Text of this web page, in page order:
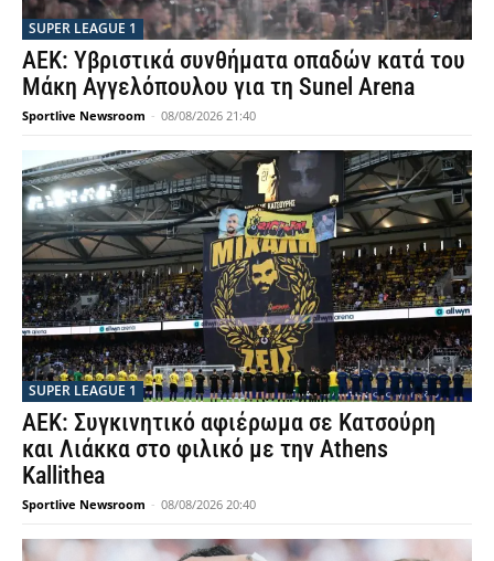
SUPER LEAGUE 1
ΑΕΚ: Υβριστικά συνθήματα οπαδών κατά του
Μάκη Αγγελόπουλου για τη Sunel Arena
Sportlive Newsroom - 08/08/2026 21:40
SUPER LEAGUE 1
ΑΕΚ: Συγκινητικό αφιέρωμα σε Κατσούρη
και Λιάκκα στο φιλικό με την Athens
Kallithea
Sportlive Newsroom - 08/08/2026 20:40